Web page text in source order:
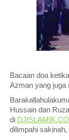
Bacaan doa
Azman yang juga
Hussain dan
di
dilimpahi